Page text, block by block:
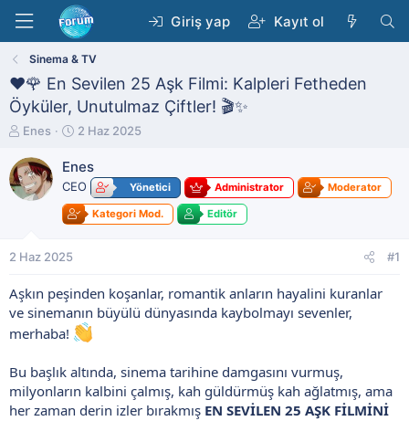
Giriş yap Kayıt ol
Sinema & TV
❤️🌹 En Sevilen 25 Aşk Filmi: Kalpleri Fetheden
Öyküler, Unutulmaz Çiftler! 🎬✨
K
n
b
u
a
l
a
a
Enes
B
ş
a
n
g
a
r
i
h
2 Haz 2025
Enes
CEO Yönetici Administrator Moderator
Kategori Mod. Editör
2 Haz 2025 #1
Aşkın peşinden koşanlar, romantik anların hayalini kuranlar
ve sinemanın büyülü dünyasında kaybolmayı sevenler,
merhaba!
Bu başlık altında, sinema tarihine damgasını vurmuş,
milyonların kalbini çalmış, kah güldürmüş kah ağlatmış, ama
her zaman derin izler bırakmış EN SEVİLEN 25 AŞK FİLMİNİ